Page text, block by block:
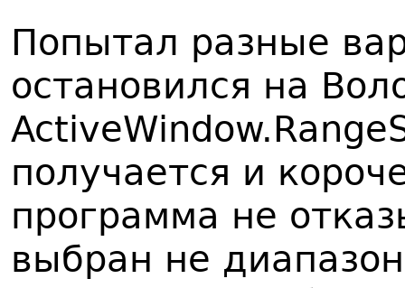
Попытал разные
остановился на
получается и
программа не
выбран не